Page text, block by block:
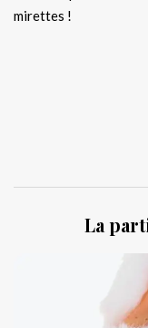
mirettes !
La